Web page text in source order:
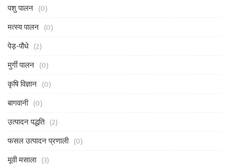
पशु पालन (0)
मत्स्य पालन (0)
पेड़-पौधे (2)
मुर्गी पालन (0)
कृषि विज्ञान (0)
बागवानी (0)
उत्पादन पद्धति (2)
फसल उत्पादन प्रणाली (0)
मूवी मसाला (3)